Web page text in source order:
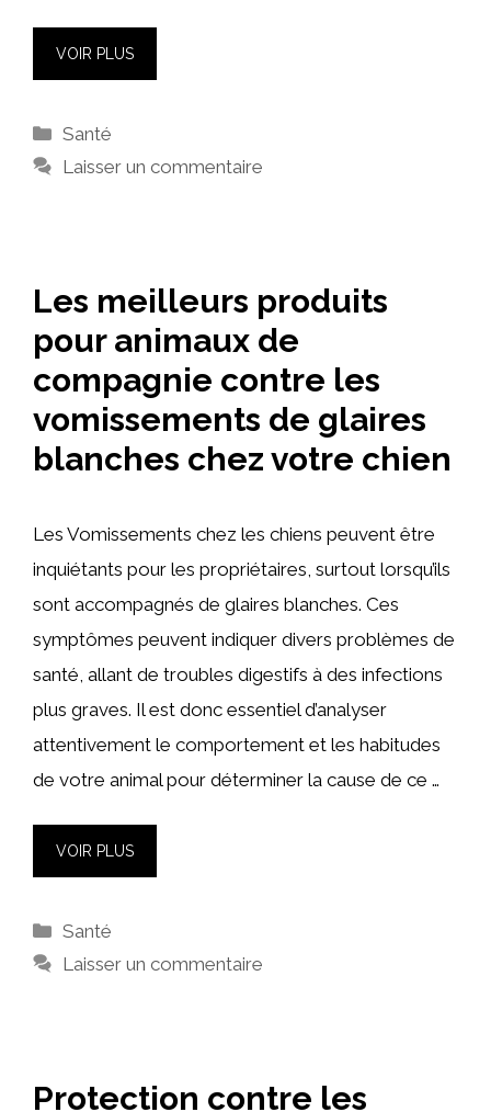
VOIR PLUS
Catégories
Santé
Laisser un commentaire
Les meilleurs produits
pour animaux de
compagnie contre les
vomissements de glaires
blanches chez votre chien
Les Vomissements chez les chiens peuvent être
inquiétants pour les propriétaires, surtout lorsqu’ils
sont accompagnés de glaires blanches. Ces
symptômes peuvent indiquer divers problèmes de
santé, allant de troubles digestifs à des infections
plus graves. Il est donc essentiel d’analyser
attentivement le comportement et les habitudes
de votre animal pour déterminer la cause de ce …
VOIR PLUS
Catégories
Santé
Laisser un commentaire
Protection contre les